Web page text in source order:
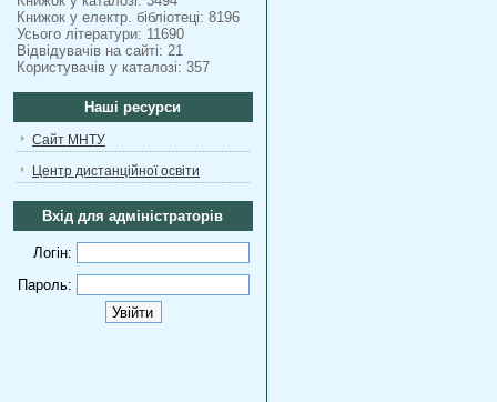
Книжок у електр. бібліотеці: 8196
Усього літератури: 11690
Відвідувачів на сайті: 21
Користувачів у каталозі: 357
Наші ресурси
Сайт МНТУ
Центр дистанційної освіти
Вхід для адміністраторів
Логін:
Пароль: